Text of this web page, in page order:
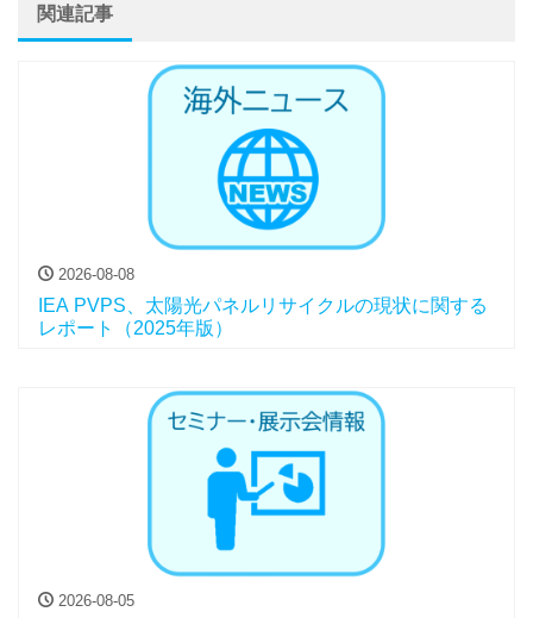
関連記事
2026-08-08
IEA PVPS、太陽光パネルリサイクルの現状に関する
レポート（2025年版）
2026-08-05